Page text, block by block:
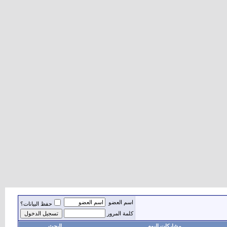
اسم العضو
حفظ البيانات؟
كلمة المرور